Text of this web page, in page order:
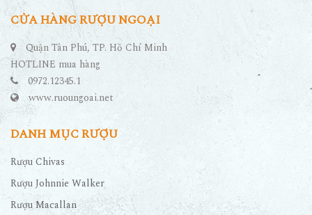
CỬA HÀNG RƯỢU NGOẠI
Quận Tân Phú, TP. Hồ Chí Minh
HOTLINE mua hàng
0972.12345.1
www.ruoungoai.net
DANH MỤC RƯỢU
Rượu Chivas
Rượu Johnnie Walker
Rượu Macallan